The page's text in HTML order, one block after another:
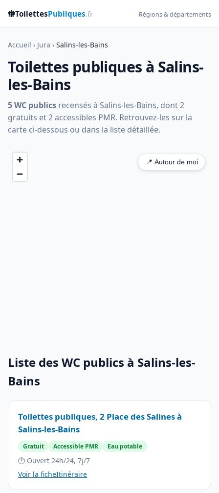
🚻ToilettesPubliques.fr Régions & départements
Accueil › Jura › Salins-les-Bains
Toilettes publiques à Salins-
les-Bains
5 WC publics recensés à Salins-les-Bains, dont 2
gratuits et 2 accessibles PMR. Retrouvez-les sur la
carte ci-dessous ou dans la liste détaillée.
📍 Autour de moi
Liste des WC publics à Salins-les-
Bains
Toilettes publiques, 2 Place des Salines à
Salins-les-Bains
Gratuit Accessible PMR Eau potable
🕐 Ouvert 24h/24, 7j/7
Voir la ficheItinéraire